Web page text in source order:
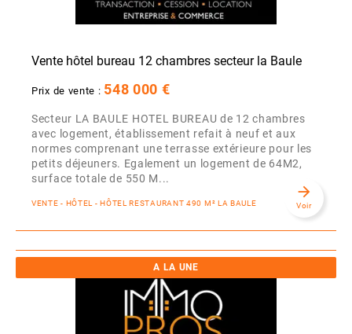
Vente hôtel bureau 12 chambres secteur la Baule
Prix de vente : 548 000 €
Secteur LA BAULE HOTEL BUREAU de 12 chambres
avec logement, établissement refait à neuf et aux
normes comprenant une terrasse extérieure pour les
petits déjeuners. Egalement un logement de 64M2,
surface totale de 550 M...
VENTE - HÔTEL - HÔTEL RESTAURANT 490 M² LA BAULE
arrow_forward
Voir
A LA UNE